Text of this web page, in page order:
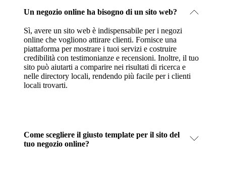
Un negozio online ha bisogno di un sito web?
Sì, avere un sito web è indispensabile per i negozi
online che vogliono attirare clienti. Fornisce una
piattaforma per mostrare i tuoi servizi e costruire
credibilità con testimonianze e recensioni. Inoltre, il tuo
sito può aiutarti a comparire nei risultati di ricerca e
nelle directory locali, rendendo più facile per i clienti
locali trovarti.
Come scegliere il giusto template per il sito del
tuo negozio online?